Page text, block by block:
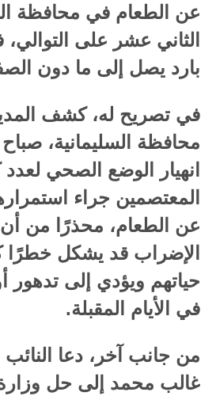
عن الطعام في محافظة
الثاني عشر على
بارد يصل إلى ما دون
في تصريح له، كشف
محافظة السليمانية،
انهيار الوضع الصحي
المعتصمين جراء
عن الطعام، محذرًا من أن
الإضراب قد يشكل خطرًا
حياتهم ويؤدي إلى تدهور
في الأيام المقبلة.
من جانب آخر، دعا
غالب محمد إلى حل وزارة